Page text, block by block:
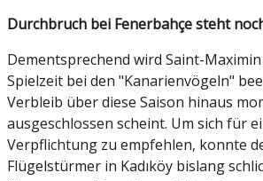
Durchbruch bei Fenerbahçe steht
Dementsprechend wird Saint-
Spielzeit bei den "Kanarienvögeln"
Verbleib über diese Saison hinaus
ausgeschlossen scheint. Um sich für
Verpflichtung zu empfehlen, konnte
Flügelstürmer in Kadıköy bislang